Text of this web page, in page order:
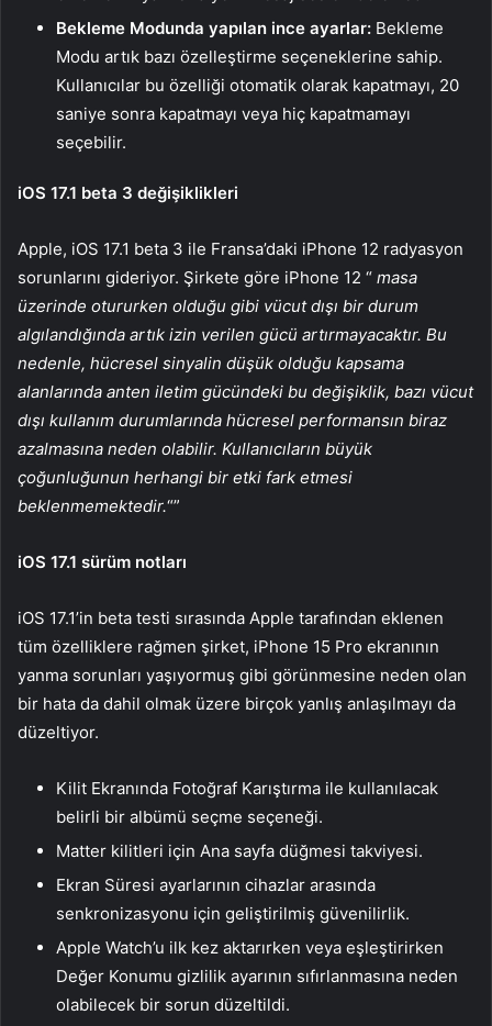
Bekleme Modunda yapılan ince ayarlar: Bekleme
Modu artık bazı özelleştirme seçeneklerine sahip.
Kullanıcılar bu özelliği otomatik olarak kapatmayı, 20
saniye sonra kapatmayı veya hiç kapatmamayı
seçebilir.
iOS 17.1 beta 3 değişiklikleri
Apple, iOS 17.1 beta 3 ile Fransa’daki iPhone 12 radyasyon
sorunlarını gideriyor. Şirkete göre iPhone 12 “ masa
üzerinde otururken olduğu gibi vücut dışı bir durum
algılandığında artık izin verilen gücü artırmayacaktır. Bu
nedenle, hücresel sinyalin düşük olduğu kapsama
alanlarında anten iletim gücündeki bu değişiklik, bazı vücut
dışı kullanım durumlarında hücresel performansın biraz
azalmasına neden olabilir. Kullanıcıların büyük
çoğunluğunun herhangi bir etki fark etmesi
beklenmemektedir.“”
iOS 17.1 sürüm notları
iOS 17.1’in beta testi sırasında Apple tarafından eklenen
tüm özelliklere rağmen şirket, iPhone 15 Pro ekranının
yanma sorunları yaşıyormuş gibi görünmesine neden olan
bir hata da dahil olmak üzere birçok yanlış anlaşılmayı da
düzeltiyor.
Kilit Ekranında Fotoğraf Karıştırma ile kullanılacak
belirli bir albümü seçme seçeneği.
Matter kilitleri için Ana sayfa düğmesi takviyesi.
Ekran Süresi ayarlarının cihazlar arasında
senkronizasyonu için geliştirilmiş güvenilirlik.
Apple Watch’u ilk kez aktarırken veya eşleştirirken
Değer Konumu gizlilik ayarının sıfırlanmasına neden
olabilecek bir sorun düzeltildi.